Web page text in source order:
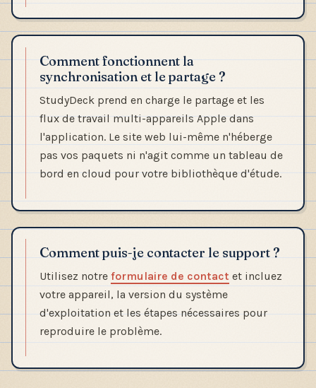
Comment fonctionnent la
synchronisation et le partage ?
StudyDeck prend en charge le partage et les
flux de travail multi-appareils Apple dans
l'application. Le site web lui-même n'héberge
pas vos paquets ni n'agit comme un tableau de
bord en cloud pour votre bibliothèque d'étude.
Comment puis-je contacter le support ?
Utilisez notre formulaire de contact et incluez
votre appareil, la version du système
d'exploitation et les étapes nécessaires pour
reproduire le problème.